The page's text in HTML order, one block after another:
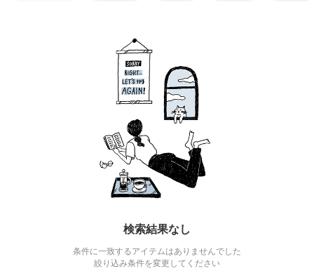
検索結果なし
条件に一致するアイテムはありませんでした
絞り込み条件を変更してください